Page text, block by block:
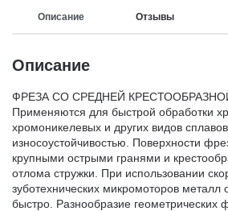
Описание Отзывы
Описание
ФРЕЗА СО СРЕДНЕЙ
Применяются для быстрой обработки
хромоникелевых и других видов
износоустойчивостью. Поверхности
крупными острыми гранями и
отлома стружки. При использовании
зуботехнических микромоторов металл
быстро. Разнообразие геометрических